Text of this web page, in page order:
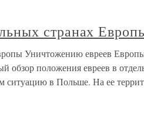
странах
Уничтожению евреев
обзор положения евреев в
ситуацию в Польше. На ее